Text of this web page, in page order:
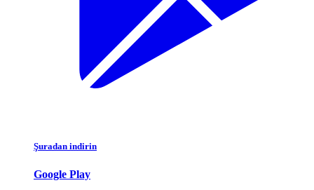
Şuradan indirin
Google Play